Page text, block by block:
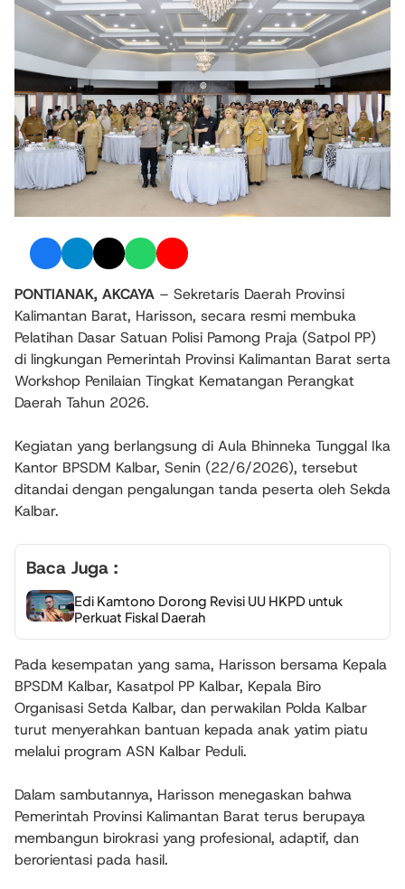
PONTIANAK, AKCAYA – Sekretaris Daerah Provinsi
Kalimantan Barat, Harisson, secara resmi membuka
Pelatihan Dasar Satuan Polisi Pamong Praja (Satpol PP)
di lingkungan Pemerintah Provinsi Kalimantan Barat serta
Workshop Penilaian Tingkat Kematangan Perangkat
Daerah Tahun 2026.
Kegiatan yang berlangsung di Aula Bhinneka Tunggal Ika
Kantor BPSDM Kalbar, Senin (22/6/2026), tersebut
ditandai dengan pengalungan tanda peserta oleh Sekda
Kalbar.
Baca Juga :
Edi Kamtono Dorong Revisi UU HKPD untuk
Perkuat Fiskal Daerah
Pada kesempatan yang sama, Harisson bersama Kepala
BPSDM Kalbar, Kasatpol PP Kalbar, Kepala Biro
Organisasi Setda Kalbar, dan perwakilan Polda Kalbar
turut menyerahkan bantuan kepada anak yatim piatu
melalui program ASN Kalbar Peduli.
Dalam sambutannya, Harisson menegaskan bahwa
Pemerintah Provinsi Kalimantan Barat terus berupaya
membangun birokrasi yang profesional, adaptif, dan
berorientasi pada hasil.